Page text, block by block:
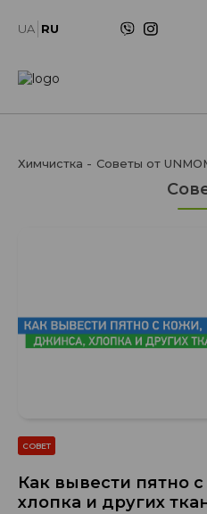
UA RU
Химчистка Советы от
СОВЕТ
Как вывести пятно
хлопка и других